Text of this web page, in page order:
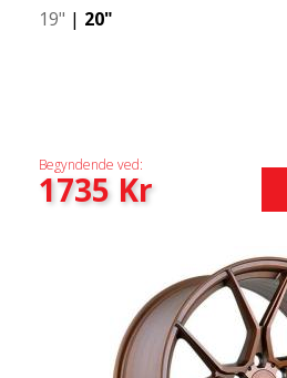
19" | 20"
Begyndende ved:
1735Kr